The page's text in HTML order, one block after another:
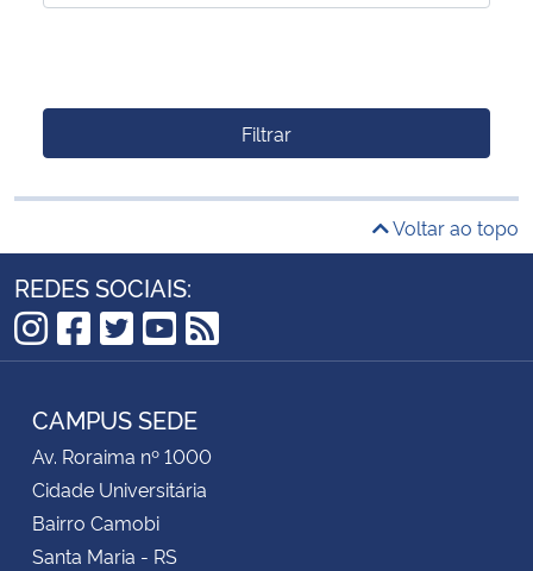
Filtrar
Voltar ao topo
REDES SOCIAIS:
Instagram
Facebook
Twitter
YouTube
RSS
CAMPUS SEDE
Av. Roraima nº 1000
Cidade Universitária
Bairro Camobi
Santa Maria - RS